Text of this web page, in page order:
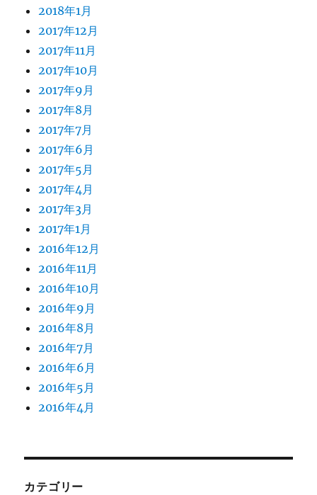
2018年1月
2017年12月
2017年11月
2017年10月
2017年9月
2017年8月
2017年7月
2017年6月
2017年5月
2017年4月
2017年3月
2017年1月
2016年12月
2016年11月
2016年10月
2016年9月
2016年8月
2016年7月
2016年6月
2016年5月
2016年4月
カテゴリー